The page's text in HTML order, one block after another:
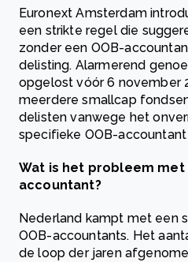
Euronext Amsterdam
een strikte regel die
zonder een OOB-
delisting. Alarmerend
opgelost vóór 6 november
meerdere smallcap
delisten vanwege het
specifieke OOB-
Wat is het probleem met
accountant?
Nederland kampt met een
OOB-accountants. Het
de loop der jaren